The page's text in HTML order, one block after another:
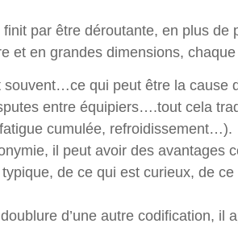
par être déroutante, en plus
et en grandes dimensions,
qui peut être la cause
entre équipiers….tout cela
cumulée, refroidissement…).
il peut avoir des avantages
de ce qui est curieux, de
d’une autre codification, il